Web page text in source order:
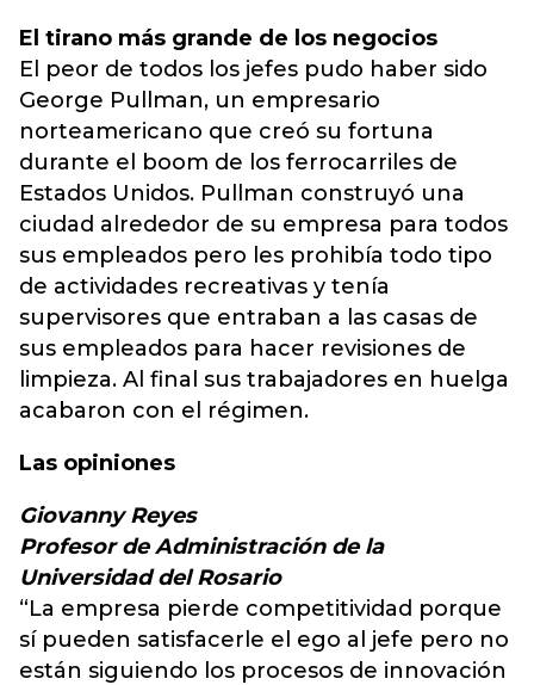
El tirano más grande de los negocios
El peor de todos los jefes pudo haber sido
George Pullman, un empresario
norteamericano que creó su fortuna
durante el boom de los ferrocarriles de
Estados Unidos. Pullman construyó una
ciudad alrededor de su empresa para todos
sus empleados pero les prohibía todo tipo
de actividades recreativas y tenía
supervisores que entraban a las casas de
sus empleados para hacer revisiones de
limpieza. Al final sus trabajadores en huelga
acabaron con el régimen.
Las opiniones
Giovanny Reyes
Profesor de Administración de la
Universidad del Rosario
“La empresa pierde competitividad porque
sí pueden satisfacerle el ego al jefe pero no
están siguiendo los procesos de innovación